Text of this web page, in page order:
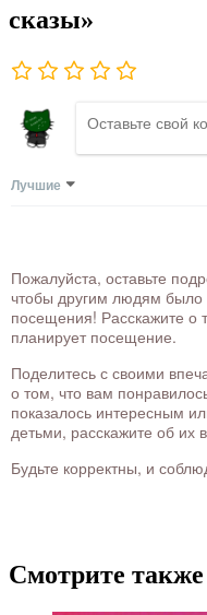
сказы»
Лучшие
Пожалуйста, оставьте
чтобы другим людям
посещения! Расскажите о
планирует посещение.
Поделитесь с своими
о том, что вам
показалось интересным
детьми, расскажите об их
Будьте корректны, и
Смотрите